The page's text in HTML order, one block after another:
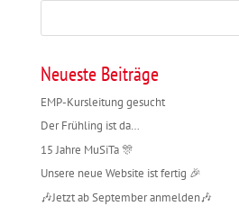
Neueste Beiträge
EMP-Kursleitung gesucht
Der Frühling ist da…
15 Jahre MuSiTa 🎊
Unsere neue Website ist fertig 🎉
🎶Jetzt ab September anmelden🎶